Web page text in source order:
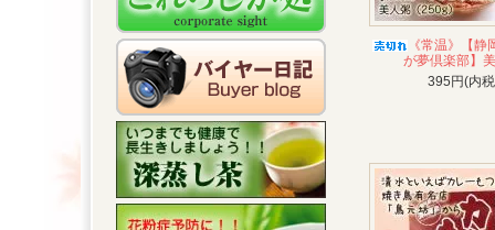
《常温》【静
が夢倶楽部】
395円(内